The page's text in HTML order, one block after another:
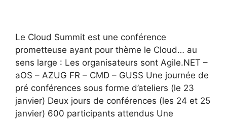
Le Cloud Summit est une conférence
prometteuse ayant pour thème le Cloud… au
sens large : Les organisateurs sont Agile.NET –
aOS – AZUG FR – CMD – GUSS Une journée de
pré conférences sous forme d’ateliers (le 23
janvier) Deux jours de conférences (les 24 et 25
janvier) 600 participants attendus Une